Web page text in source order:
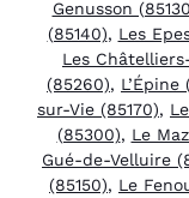
Genusson
(85140), Les
Les
(85260), L’Épine
sur-Vie (85170),
(85300), Le
Gué-de-Velluire
(85150), Le